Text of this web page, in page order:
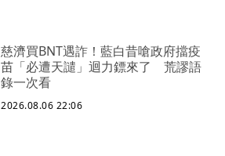
慈濟買BNT遇詐！藍白昔嗆政府擋疫
苗「必遭天譴」迴力鏢來了 荒謬語
錄一次看
2026.08.06 22:06